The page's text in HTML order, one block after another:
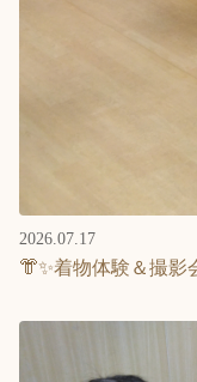
2026.07.17
👘✨着物体験＆撮影